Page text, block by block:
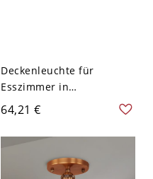
Deckenleuchte für
Esszimmer in
Glockenform,
minimalistisch, aus
satiniertem Glas, einzeln,
gerüschtem Rand - 110V-
64,21 €